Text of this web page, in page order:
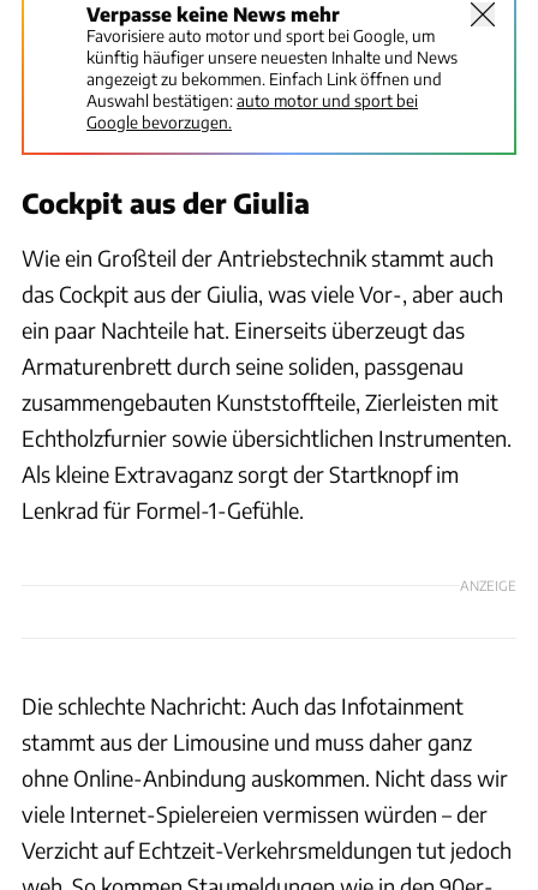
Verpasse keine News mehr
Favorisiere auto motor und sport bei Google, um
künftig häufiger unsere neuesten Inhalte und News
angezeigt zu bekommen. Einfach Link öffnen und
Auswahl bestätigen:auto motor und sport bei
Google bevorzugen.
Cockpit aus der Giulia
Wie ein Großteil der Antriebstechnik stammt auch
das Cockpit aus der Giulia, was viele Vor-, aber auch
ein paar Nachteile hat. Einerseits überzeugt das
Armaturenbrett durch seine soliden, passgenau
zusammengebauten Kunststoffteile, Zierleisten mit
Echtholzfurnier sowie übersichtlichen Instrumenten.
Als kleine Extravaganz sorgt der Startknopf im
Lenkrad für Formel-1-Gefühle.
ANZEIGE
Die schlechte Nachricht: Auch das Infotainment
stammt aus der Limousine und muss daher ganz
ohne Online-Anbindung auskommen. Nicht dass wir
viele Internet-Spielereien vermissen würden – der
Verzicht auf Echtzeit-Verkehrsmeldungen tut jedoch